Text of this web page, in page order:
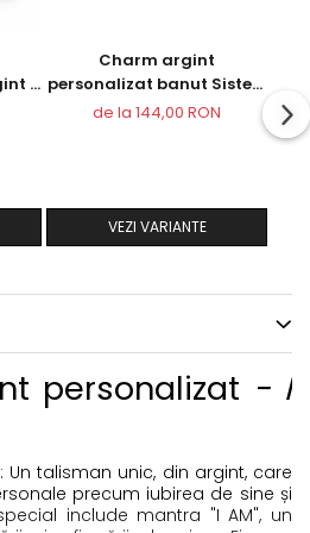
-
Charm argint
personalizat banut Sisters
- Cadou domnisoare de
de la 144,00 RON
VEZI VARIANTE
personalizat - I
Un talisman unic, din argint, care
precum iubirea de sine și
include mantra "I AM", un